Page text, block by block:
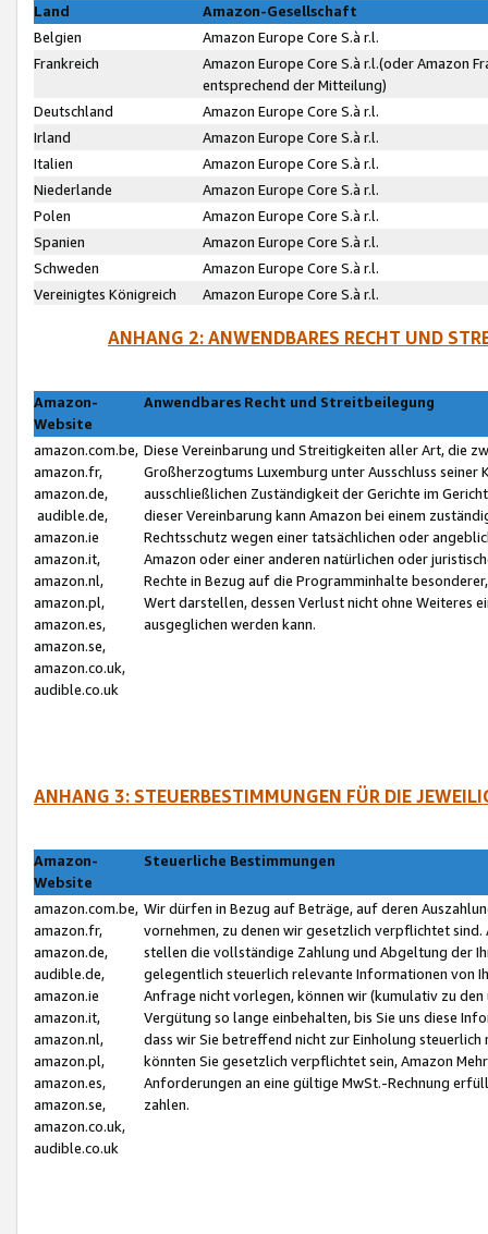
Land
Amazon-Gesellschaft
Belgien
Amazon Europe Core S.à r.l.
Frankreich
Amazon Europe Core S.à r.l.(oder Amazon
entsprechend der Mitteilung)
Deutschland
Amazon Europe Core S.à r.l.
Irland
Amazon Europe Core S.à r.l.
Italien
Amazon Europe Core S.à r.l.
Niederlande
Amazon Europe Core S.à r.l.
Polen
Amazon Europe Core S.à r.l.
Spanien
Amazon Europe Core S.à r.l.
Schweden
Amazon Europe Core S.à r.l.
Vereinigtes Königreich
Amazon Europe Core S.à r.l.
ANHANG 2: ANWENDBARES RECHT UND
Amazon-
Website
Anwendbares Recht und Streitbeilegung
amazon.com.be,
amazon.fr,
amazon.de,
audible.de,
amazon.ie
amazon.it,
amazon.nl,
amazon.pl,
amazon.es,
amazon.se,
amazon.co.uk,
audible.co.uk
Diese Vereinbarung und Streitigkeiten aller Art, die
Großherzogtums Luxemburg unter Ausschluss
ausschließlichen Zuständigkeit der Gerichte im
dieser Vereinbarung kann Amazon bei einem
Rechtsschutz wegen einer tatsächlichen oder
Amazon oder einer anderen natürlichen oder
Rechte in Bezug auf die Programminhalte
Wert darstellen, dessen Verlust nicht ohne Weiteres
ausgeglichen werden kann.
ANHANG 3: STEUERBESTIMMUNGEN FÜR DIE
Amazon-
Website
Steuerliche Bestimmungen
amazon.com.be,
amazon.fr,
amazon.de,
audible.de,
amazon.ie
amazon.it,
amazon.nl,
amazon.pl,
amazon.es,
amazon.se,
amazon.co.uk,
audible.co.uk
Wir dürfen in Bezug auf Beträge, auf deren
vornehmen, zu denen wir gesetzlich verpflichtet
stellen die vollständige Zahlung und Abgeltung der
gelegentlich steuerlich relevante Informationen von
Anfrage nicht vorlegen, können wir (kumulativ zu
Vergütung so lange einbehalten, bis Sie uns diese
dass wir Sie betreffend nicht zur Einholung
könnten Sie gesetzlich verpflichtet sein, Amazon
Anforderungen an eine gültige MwSt.-Rechnung
zahlen.